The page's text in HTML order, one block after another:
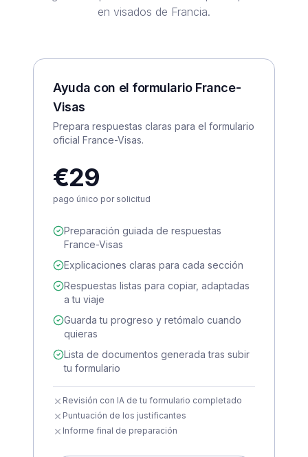
en visados de Francia.
Ayuda con el formulario France-
Visas
Prepara respuestas claras para el formulario
oficial France-Visas.
€29
pago único por solicitud
Preparación guiada de respuestas
France-Visas
Explicaciones claras para cada sección
Respuestas listas para copiar, adaptadas
a tu viaje
Guarda tu progreso y retómalo cuando
quieras
Lista de documentos generada tras subir
tu formulario
Revisión con IA de tu formulario completado
Puntuación de los justificantes
Informe final de preparación